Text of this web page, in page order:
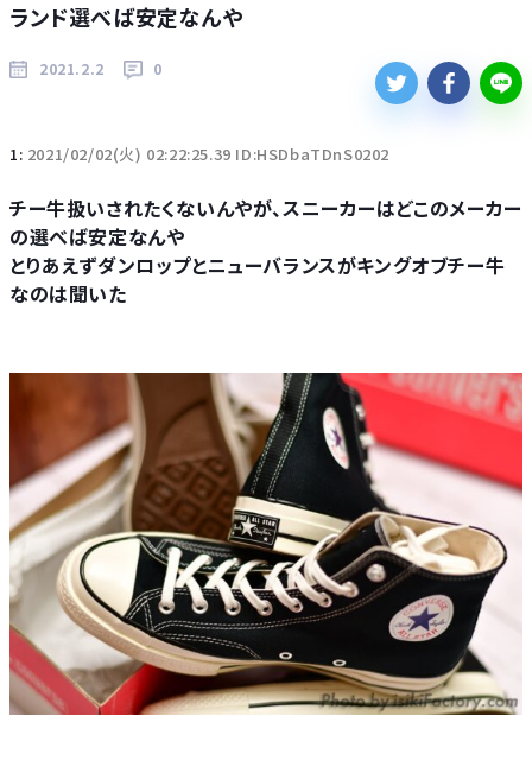
ランド選べば安定なんや
2021.2.2 0
1: 2021/02/02(火) 02:22:25.39 ID:HSDbaTDnS0202
チー牛扱いされたくないんやが、スニーカーはどこのメーカー
の選べば安定なんや
とりあえずダンロップとニューバランスがキングオブチー牛
なのは聞いた